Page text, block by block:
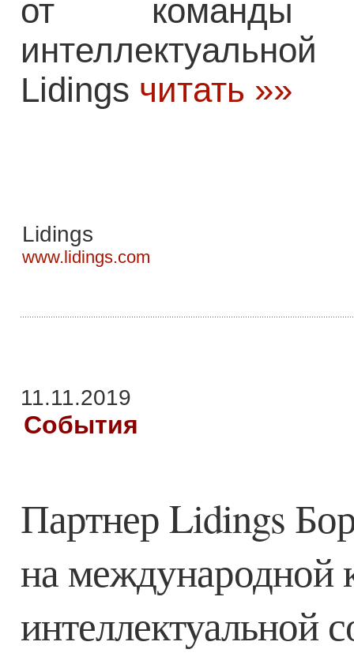
от команды
Lidings читать »»
Lidings
www.lidings.com
11.11.2019
События
Партнер Lidings
на международной
интеллектуальной